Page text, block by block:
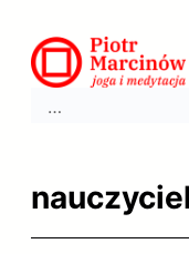
do
treści